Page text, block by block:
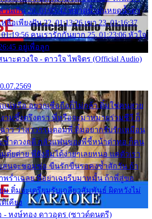
ส่วนเกิน 20. 01:05:42 หยาดน้ำฝนหยดน้ำตา
หลือเพียงฝัน 22. 01:13:26 เขา 23. 01:16:37
คนเรารักกันยาก 25. 01:23:06 หัวใจ
อยู่เพื่อลูก
นาะดวงใจ - ดาวใจ ไพจิตร (Official Audio)
แน่หรือ อยากเชื่อถือก็ไม่กล้า ติ๋มใช่คนสวย
ามซึ้งตรึงตรา พี่หรือจะมาหมายร่วมชีวี ก็
าว ว่าสาวๆรุมตอมพี่ ติ๋มอยากรับรักเหมือน
ช้ำดวงฤดี กลัวแฟนของพี่ชี้หน้าด่าทอ ก็คน
ตุ๋ยต่าย พี่ยังลืมได้ง่ายๆเลยหนอ แค่ตัวเรา
สนจะซอมซ่อ ขืนรักขืนรอคงช้ำสักวัน ถ้า
พร่ำเฉลย พี่อย่าเฉยรีบมาหมั้น ถ้าพี่สู่ขอ
ม ติ๋มจะเตรียมรับเกลียวสัมพันธ์ ผิดหวังไม่
เคียง
- หงษ์ทอง ดาวอุดร (ซาวด์ดนตรี)